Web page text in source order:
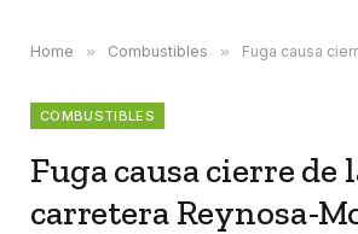
Home » Combustibles » Fuga causa cierre de
COMBUSTIBLES
Fuga causa cierre de
carretera Reynosa-